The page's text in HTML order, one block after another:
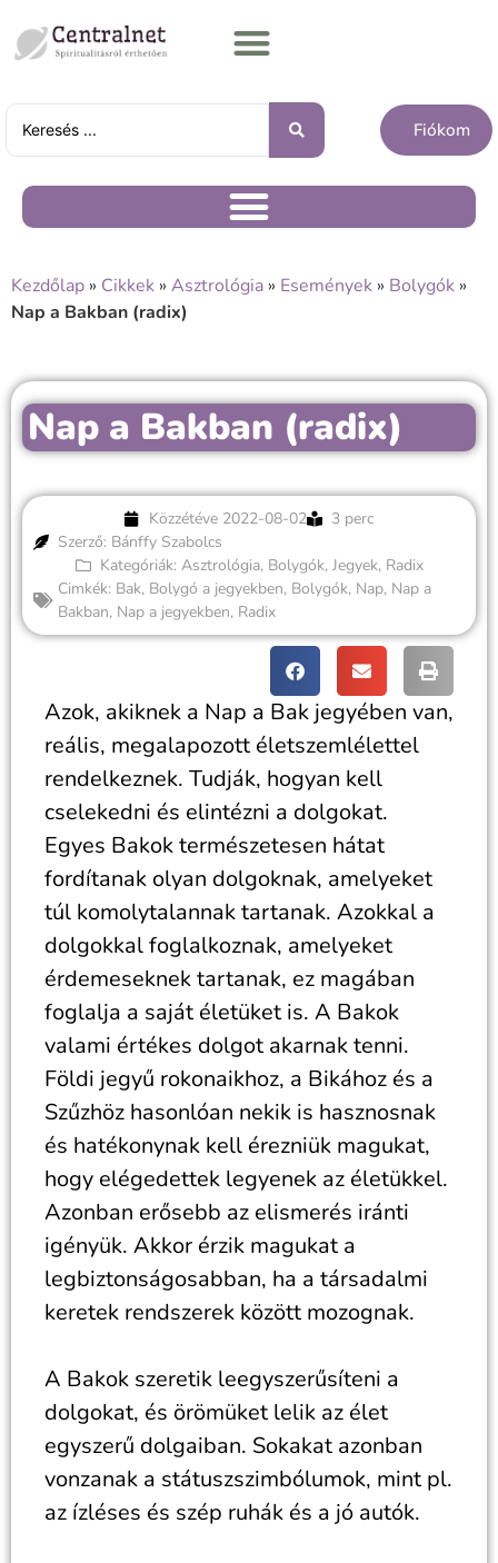
Fiókom
Kezdőlap » Cikkek » Asztrológia » Események » Bolygók »
Nap a Bakban (radix)
Nap a Bakban (radix)
Közzétéve 2022-08-02
3 perc
Szerző: Bánffy Szabolcs
Kategóriák: Asztrológia, Bolygók, Jegyek, Radix
Cimkék: Bak, Bolygó a jegyekben, Bolygók, Nap, Nap a
Bakban, Nap a jegyekben, Radix
Azok, akiknek a Nap a Bak jegyében van,
reális, megalapozott életszemlélettel
rendelkeznek. Tudják, hogyan kell
cselekedni és elintézni a dolgokat.
Egyes Bakok természetesen hátat
fordítanak olyan dolgoknak, amelyeket
túl komolytalannak tartanak. Azokkal a
dolgokkal foglalkoznak, amelyeket
érdemeseknek tartanak, ez magában
foglalja a saját életüket is. A Bakok
valami értékes dolgot akarnak tenni.
Földi jegyű rokonaikhoz, a Bikához és a
Szűzhöz hasonlóan nekik is hasznosnak
és hatékonynak kell érezniük magukat,
hogy elégedettek legyenek az életükkel.
Azonban erősebb az elismerés iránti
igényük. Akkor érzik magukat a
legbiztonságosabban, ha a társadalmi
keretek rendszerek között mozognak.
A Bakok szeretik leegyszerűsíteni a
dolgokat, és örömüket lelik az élet
egyszerű dolgaiban. Sokakat azonban
vonzanak a státuszszimbólumok, mint pl.
az ízléses és szép ruhák és a jó autók.